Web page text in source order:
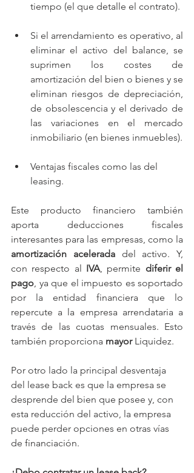
tiempo (el que detalle el contrato).
Si el arrendamiento es operativo, al
eliminar el activo del balance, se
suprimen los costes de
amortización del bien o bienes y se
eliminan riesgos de depreciación,
de obsolescencia y el derivado de
las variaciones en el mercado
inmobiliario (en bienes inmuebles).
Ventajas fiscales como las del
leasing.
Este producto financiero también
aporta deducciones fiscales
amortización acelerada del activo. Y,
con respecto al IVA, permite diferir el
pago, ya que el impuesto es soportado
por la entidad financiera que lo
repercute a la empresa arrendataria a
través de las cuotas mensuales. Esto
también proporciona mayor Liquidez.
Por otro lado la principal desventaja
del lease back es que la empresa se
desprende del bien que posee y, con
esta reducción del activo, la empresa
puede perder opciones en otras vías
de financiación.